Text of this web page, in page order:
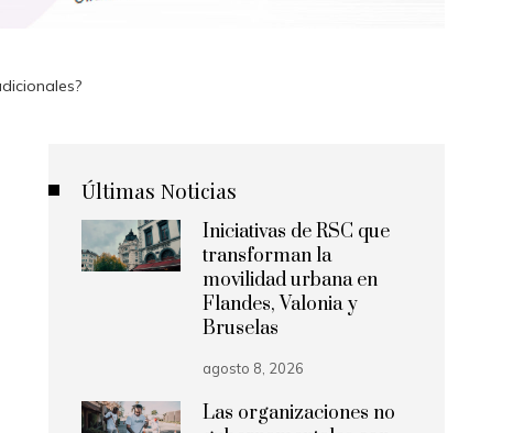
Últimas Noticias
Iniciativas de RSC que
transforman la
movilidad urbana en
Flandes, Valonia y
Bruselas
agosto 8, 2026
Las organizaciones no